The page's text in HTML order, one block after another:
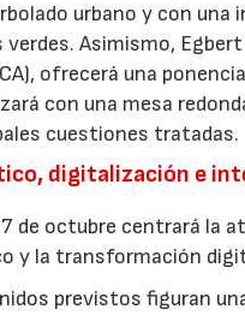
urbano y con
verdes. Asimismo,
ofrecerá una
con una mesa
cuestiones tratadas.
digitalización e
de octubre centrará la
y la transformación
previstos figuran